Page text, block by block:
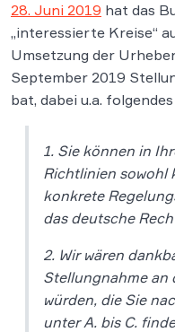
28. Juni 2019 hat das
„interessierte Kreise“
Umsetzung der
September 2019
bat, dabei u.a.
1. Sie können in
Richtlinien sowohl
konkrete
das deutsche
2. Wir wären
Stellungnahme an
würden, die Sie
unter A. bis C.